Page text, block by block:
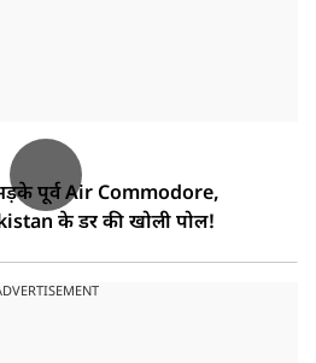
पूर्व Air Commodore,
के डर की खोली पोल!